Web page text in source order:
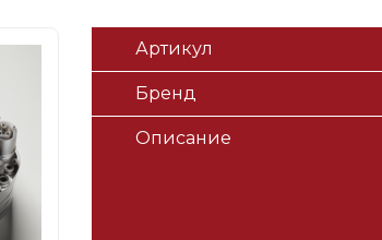
Артикул
Бренд
Описание